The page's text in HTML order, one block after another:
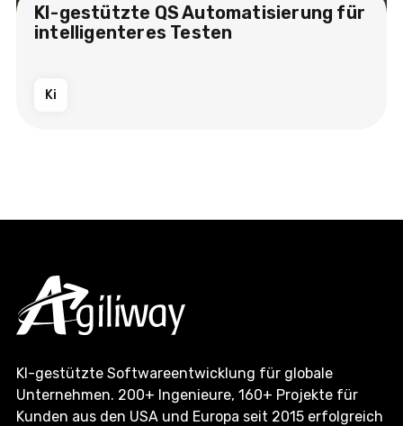
KI-gestützte QS Automatisierung für
intelligenteres Testen
Ki
KI-gestützte Softwareentwicklung für globale
Unternehmen. 200+ Ingenieure, 160+ Projekte für
Kunden aus den USA und Europa seit 2015 erfolgreich